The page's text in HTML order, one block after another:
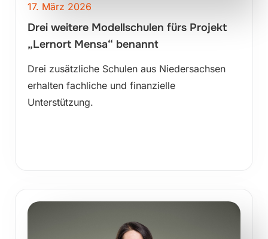
17. März 2026
Drei weitere Modellschulen fürs Projekt
„Lernort Mensa“ benannt
Drei zusätzliche Schulen aus Niedersachsen
erhalten fachliche und finanzielle
Unterstützung.